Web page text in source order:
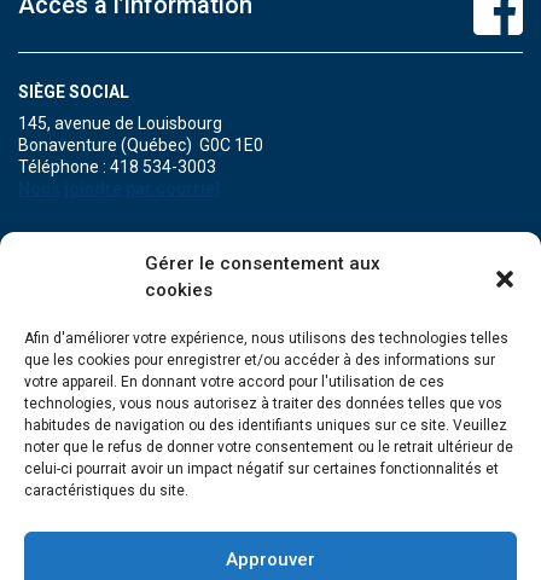
Gérer le consentement aux
cookies
Afin d'améliorer votre expérience, nous utilisons des technologies telles
que les cookies pour enregistrer et/ou accéder à des informations sur
votre appareil. En donnant votre accord pour l'utilisation de ces
technologies, vous nous autorisez à traiter des données telles que vos
habitudes de navigation ou des identifiants uniques sur ce site. Veuillez
noter que le refus de donner votre consentement ou le retrait ultérieur de
celui-ci pourrait avoir un impact négatif sur certaines fonctionnalités et
caractéristiques du site.
Approuver
SIÈGE SOCIAL
145, avenue de Louisbourg
Bonaventure (Québec) G0C 1E0
Téléphone : 418 534-3003
471A, boulevard Perron
Maria (Québec) G0C 1Y0
POINT DE SERVICE DE GRANDE-RIVIÈRE
134, Grande Allée Est
Grande-Rivière (Québec) G0C 1V0
Téléphone : 418 385-3499